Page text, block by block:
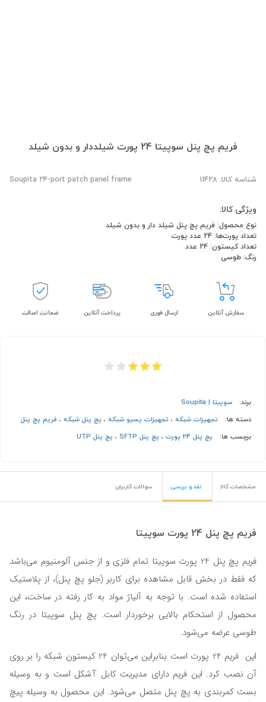
فریم پچ پنل سوپیتا 24 پورت شیلددار و بدون شیلد
شناسه کالا: 11428 Soupita 24-port patch panel frame
ویژگی کالا:
نوع محصول: فریم پچ پنل شیلد دار و بدون شیلد
تعداد پورت‌ها: 24 عدد پورت
تعداد کیستون: 24 عدد
رنگ: طوسی
سفارش آنلاین ارسال فوری پرداخت آنلاین ضمانت اصالت
برند:
سوپیتا | Soupita
دسته ها:
تجهیزات شبکه ، تجهیزات پسیو شبکه ، پچ پنل شبکه ، فریم پچ پنل
برچسب ها:
پچ پنل 24 پورت ، پچ پنل SFTP ، پچ پنل UTP
مشخصات کالا نقد و بررسی سوالات کاربران
فریم پچ پنل 24 پورت سوپیتا
فریم پچ پنل 24 پورت سوپیتا تمام فلزی و از جنس آلومنیوم می‌باشد
که فقط در بخش قابل مشاهده برای کاربر (جلو پچ پنل)، از پلاستیک
استفاده شده است. با توجه به آلیاژ مواد به کار رفته در ساخت، این
محصول از استحکام بالایی برخوردار است. پچ پنل سوپیتا در رنگ
طوسی عرضه می‌شود.
این فریم 24 پورت است بنابراین می‌توان 24 کیستون شبکه را بر روی
آن نصب کرد. این فریم دارای مدیریت کابل Tشکل است و به وسیله
بست کمربندی به پچ پنل متصل می‌شود. این محصول به وسیله پیچ